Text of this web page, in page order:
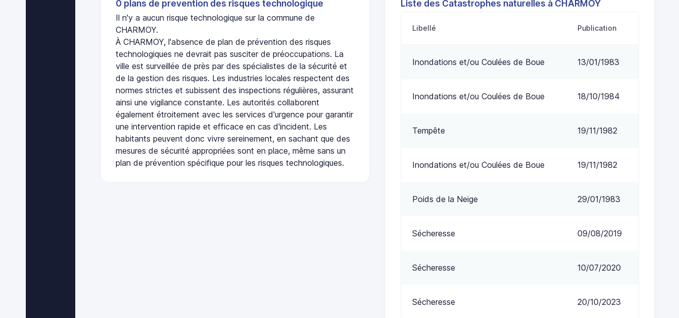
0 plans de prevention des risques technologique
Il n'y a aucun risque technologique sur la commune de
CHARMOY.
À CHARMOY, l'absence de plan de prévention des risques
technologiques ne devrait pas susciter de préoccupations. La
ville est surveillée de près par des spécialistes de la sécurité et
de la gestion des risques. Les industries locales respectent des
normes strictes et subissent des inspections régulières, assurant
ainsi une vigilance constante. Les autorités collaborent
également étroitement avec les services d'urgence pour garantir
une intervention rapide et efficace en cas d'incident. Les
habitants peuvent donc vivre sereinement, en sachant que des
mesures de sécurité appropriées sont en place, même sans un
plan de prévention spécifique pour les risques technologiques.
Liste des Catastrophes naturelles à CHARMOY
Libellé Publication
Inondations et/ou Coulées de Boue 13/01/1983
Inondations et/ou Coulées de Boue 18/10/1984
Tempête 19/11/1982
Inondations et/ou Coulées de Boue 19/11/1982
Poids de la Neige 29/01/1983
Sécheresse 09/08/2019
Sécheresse 10/07/2020
Sécheresse 20/10/2023